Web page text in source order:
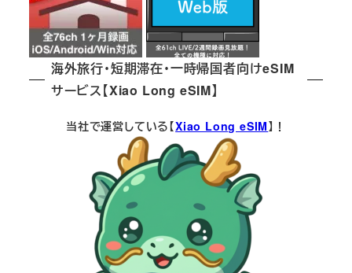
海外旅行・短期滞在・一時帰国者向けeSIM
サービス【Xiao Long eSIM】
当社で運営している【Xiao Long eSIM】！